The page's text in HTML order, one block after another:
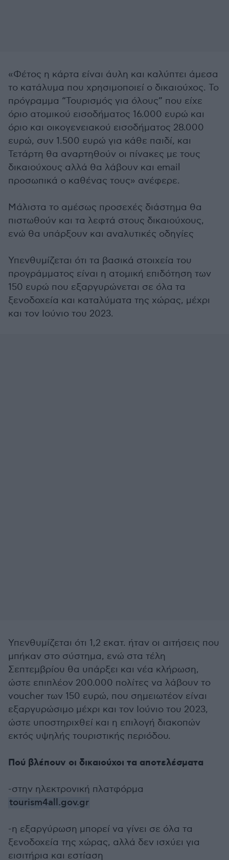
«Φέτος η κάρτα είναι άυλη και καλύπτει άμεσα
το κατάλυμα που χρησιμοποιεί ο δικαιούχος. Το
πρόγραμμα “Τουρισμός για όλους” που είχε
όριο ατομικού εισοδήματος 16.000 ευρώ και
όριο και οικογενειακού εισοδήματος 28.000
ευρώ, συν 1.500 ευρώ για κάθε παιδί, και
Τετάρτη θα αναρτηθούν οι πίνακες με τους
δικαιούχους αλλά θα λάβουν και email
προσωπικά ο καθένας τους» ανέφερε.
Μάλιστα το αμέσως προσεχές διάστημα θα
πιστωθούν και τα λεφτά στους δικαιούχους,
ενώ θα υπάρξουν και αναλυτικές οδηγίες
Υπενθυμίζεται ότι τα βασικά στοιχεία του
προγράμματος είναι η ατομική επιδότηση των
150 ευρώ που εξαργυρώνεται σε όλα τα
ξενοδοχεία και καταλύματα της χώρας, μέχρι
και τον Ιούνιο του 2023.
Υπενθυμίζεται ότι 1,2 εκατ. ήταν οι αιτήσεις που
μπήκαν στο σύστημα, ενώ στα τέλη
Σεπτεμβρίου θα υπάρξει και νέα κλήρωση,
ώστε επιπλέον 200.000 πολίτες να λάβουν το
voucher των 150 ευρώ, που σημειωτέον είναι
εξαργυρώσιμο μέχρι και τον Ιούνιο του 2023,
ώστε υποστηριχθεί και η επιλογή διακοπών
εκτός υψηλής τουριστικής περιόδου.
Πού βλέπουν οι δικαιούχοι τα αποτελέσματα
-στην ηλεκτρονική πλατφόρμα
tourism4all.gov.gr
-η εξαργύρωση μπορεί να γίνει σε όλα τα
ξενοδοχεία της χώρας, αλλά δεν ισχύει για
εισιτήρια και εστίαση